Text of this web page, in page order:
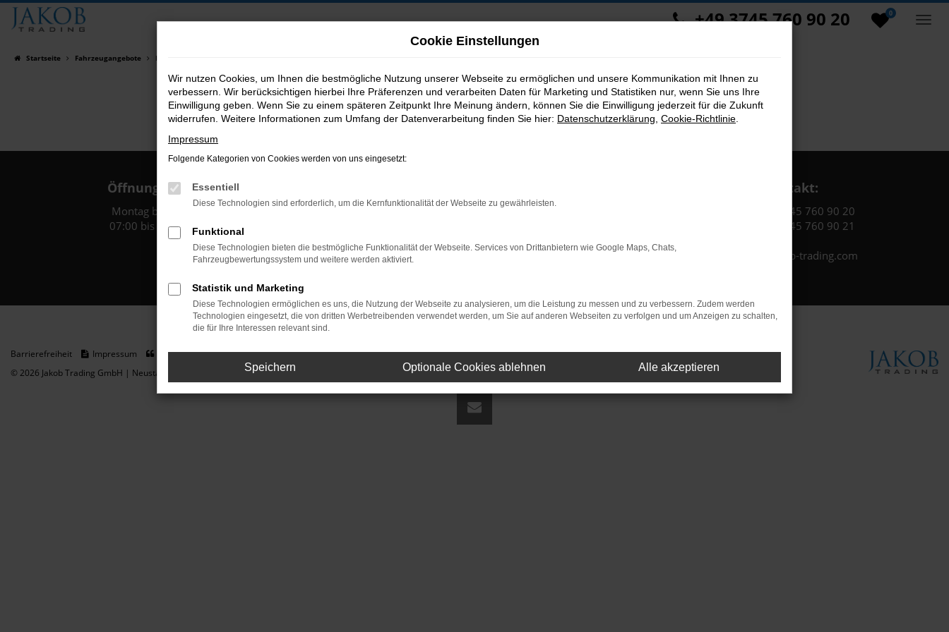
Zum
Hauptinhalt
0
+49 3745 760 90 20
Startseite Fahrzeugangebote Fahrzeugsuche
B2B-Shop
Öffnungszeiten:
Montag bis Freitag:
07:00 bis 18:00 Uhr
Jakob Trading GmbH
D-08223 Neustadt/Vogtland
Kontakt:
Tel.: +49 3745 760 90 20
Fax: +49 3745 760 90 21
Mail: fj@jakob-trading.com
Barrierefreiheit Impressum Datenschutz
Cookie Einstellungen
© 2026 Jakob Trading GmbH | Neustädter Straße 1 | DE-08223 Neustadt/Vogtland | fj@jakob-trading.com |Webdesign by audaris.de
Cookie Einstellungen
Wir nutzen Cookies, um Ihnen die bestmögliche Nutzung unserer Webseite zu ermöglichen und unsere Kommunikation mit Ihnen zu
verbessern. Wir berücksichtigen hierbei Ihre Präferenzen und verarbeiten Daten für Marketing und Statistiken nur, wenn Sie uns Ihre
Einwilligung geben. Wenn Sie zu einem späteren Zeitpunkt Ihre Meinung ändern, können Sie die Einwilligung jederzeit für die Zukunft
widerrufen. Weitere Informationen zum Umfang der Datenverarbeitung finden Sie hier: Datenschutzerklärung Cookie-Richtlinie
Impressum
Folgende Kategorien von Cookies werden von uns eingesetzt:
Essentiell
Diese Technologien sind erforderlich, um die Kernfunktionalität der Webseite zu gewährleisten.
Funktional
Diese Technologien bieten die bestmögliche Funktionalität der Webseite. Services von Drittanbietern wie Google Maps, Chats,
Fahrzeugbewertungssystem und weitere werden aktiviert.
Statistik und Marketing
Diese Technologien ermöglichen es uns, die Nutzung der Webseite zu analysieren, um die Leistung zu messen und zu verbessern. Zudem werden
Technologien eingesetzt, die von dritten Werbetreibenden verwendet werden, um Sie auf anderen Webseiten zu verfolgen und um Anzeigen zu schalten,
die für Ihre Interessen relevant sind.
Speichern Optionale Cookies ablehnen Alle akzeptieren